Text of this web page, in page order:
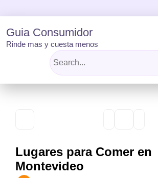
to
content
Guia Consumidor
Rinde mas y cuesta menos
Lugares para Comer en
Montevideo